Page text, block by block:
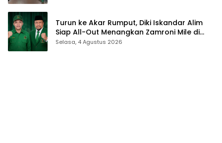
Turun ke Akar Rumput, Diki Iskandar Alim
Siap All-Out Menangkan Zamroni Mile di
Pilkada Bone Bolango
Selasa, 4 Agustus 2026